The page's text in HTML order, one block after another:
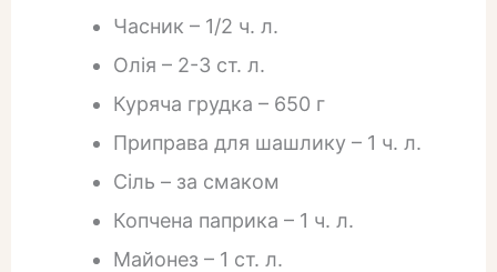
Часник – 1/2 ч. л.
Олія – 2-3 ст. л.
Куряча грудка – 650 г
Приправа для шашлику – 1 ч. л.
Сіль – за смаком
Копчена паприка – 1 ч. л.
Майонез – 1 ст. л.